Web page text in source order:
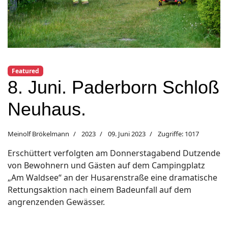
Featured
8. Juni. Paderborn Schloß
Neuhaus.
Meinolf Brökelmann 2023 09. Juni 2023 Zugriffe: 1017
Erschüttert verfolgten am Donnerstagabend Dutzende
von Bewohnern und Gästen auf dem Campingplatz
„Am Waldsee“ an der Husarenstraße eine dramatische
Rettungsaktion nach einem Badeunfall auf dem
angrenzenden Gewässer.